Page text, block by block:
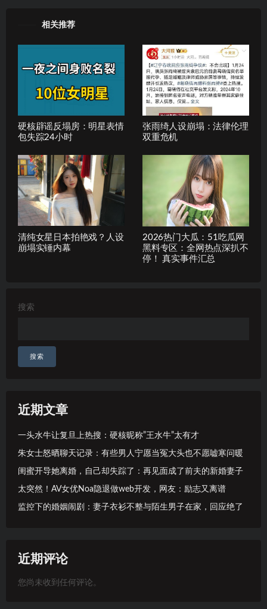
相关推荐
硬核辟谣反塌房：明星表情
包失踪24小时
张雨绮人设崩塌：法律伦理
双重危机
清纯女星日本拍艳戏？人设
崩塌实锤内幕
2026热门大瓜：51吃瓜网
黑料专区：全网热点深扒不
停！ 真实事件汇总
搜索
搜索
近期文章
一头水牛让复旦上热搜：硬核昵称”王水牛”太有才
朱女士怒晒聊天记录：有些男人宁愿当冤大头也不愿嘘寒问暖
闺蜜开导她离婚，自己却失踪了：再见面成了前夫的新婚妻子
太突然！AV女优Noa隐退做web开发，网友：励志又离谱
监控下的婚姻闹剧：妻子衣衫不整与陌生男子在家，回应绝了
近期评论
您尚未收到任何评论。